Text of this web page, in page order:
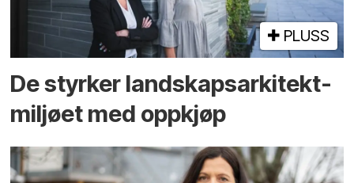
PLUSS
De styrker landskaps­arkitekt­
miljøet med oppkjøp